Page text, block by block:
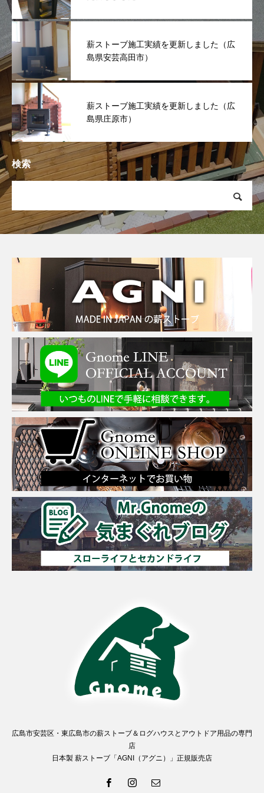
薪ストーブ施工実績を更新しました（広
島県安芸高田市）
薪ストーブ施工実績を更新しました（広
島県庄原市）
検索
広島市安芸区・東広島市の薪ストーブ＆ログハウスとアウトドア用品の専門
店
日本製 薪ストーブ「AGNI（アグニ）」正規販売店